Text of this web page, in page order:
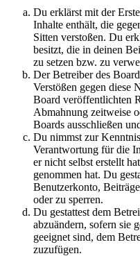
Du erklärst mit der
Inhalte enthält, die
Sitten verstoßen. Du
besitzt, die in deinen
zu setzen bzw. zu
Der Betreiber des
Verstößen gegen diese
Board veröffentlichten
Abmahnung zeitweise
Boards ausschließen
Du nimmst zur
Verantwortung für die
er nicht selbst erstellt
genommen hat. Du
Benutzerkonto,
oder zu sperren.
Du gestattest dem
abzuändern, sofern sie
geeignet sind, dem
zuzufügen.